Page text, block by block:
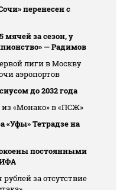
перенесен с
мячей за сезон, у
— Радимов
лиги в Москву
аэропортов
до 2032 года
«Монако» в «ПСЖ»
«Уфы» Тетрадзе на
постоянными
за отсутствие